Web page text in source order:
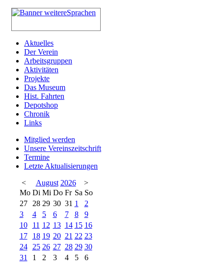
Aktuelles
Der Verein
Arbeitsgruppen
Aktivitäten
Projekte
Das Museum
Hist. Fahrten
Depotshop
Chronik
Links
Mitglied werden
Unsere Vereinszeitschrift
Termine
Letzte Aktualisierungen
<
August 2026
>
Mo Di Mi Do Fr Sa So
27
28 29 30 31 1
2
3
4 5 6 7 8
9
10
11 12 13 14 15 16
17
18 19 20 21 22 23
24
25 26 27 28 29 30
31
1 2 3 4 5 6